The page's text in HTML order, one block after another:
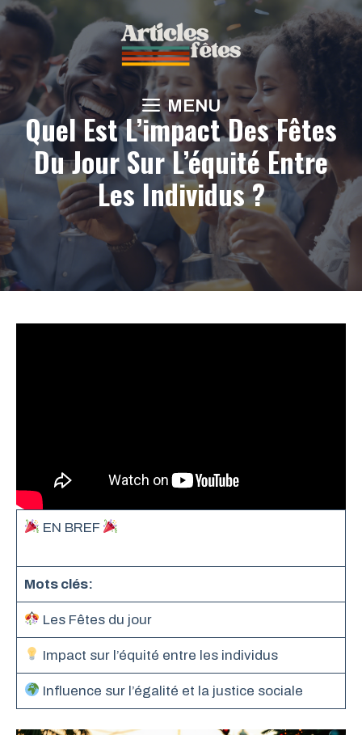
Aller
au
contenu
MENU
Quel Est L’impact Des Fêtes
Du Jour Sur L’équité Entre
Les Individus ?
EN BREF
Mots clés:
Les Fêtes du jour
Impact sur l’équité entre les individus
Influence sur l’égalité et la justice sociale